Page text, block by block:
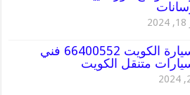
تظليل سيارة الكويت 66400552 فني
متنقل الكويت